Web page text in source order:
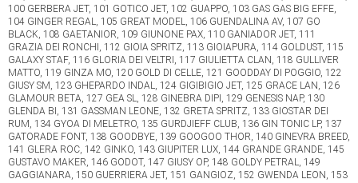
100 GERBERA JET, 101 GOTICO JET, 102 GUAPPO, 103 GAS GAS BIG EFFE,
104 GINGER REGAL, 105 GREAT MODEL, 106 GUENDALINA AV, 107 GO
BLACK, 108 GAETANIOR, 109 GIUNONE PAX, 110 GANIADOR JET, 111
GRAZIA DEI RONCHI, 112 GIOIA SPRITZ, 113 GIOIAPURA, 114 GOLDUST, 115
GALAXY STAF, 116 GLORIA DEI VELTRI, 117 GIULIETTA CLAN, 118 GULLIVER
MATTO, 119 GINZA MO, 120 GOLD DI CELLE, 121 GOODDAY DI POGGIO, 122
GIUSY SM, 123 GHEPARDO INDAL, 124 GIGIBIGIO JET, 125 GRACE LAN, 126
GLAMOUR BETA, 127 GEA SL, 128 GINEBRA DIPI, 129 GENESIS NAP, 130
GLENDA BI, 131 GASSMAN LEONE, 132 GRETA SPRITZ, 133 GIOSTAR DEI
RUM, 134 GYOA DI MELETRO, 135 GURDJIEFF CLUB, 136 GIN TONIC LP, 137
GATORADE FONT, 138 GOODBYE, 139 GOOGOO THOR, 140 GINEVRA BREED,
141 GLERA ROC, 142 GINKO, 143 GIUPITER LUX, 144 GRANDE GRANDE, 145
GUSTAVO MAKER, 146 GODOT, 147 GIUSY OP, 148 GOLDY PETRAL, 149
GAGGIANARA, 150 GUERRIERA JET, 151 GANGIOZ, 152 GWENDA LEON, 153